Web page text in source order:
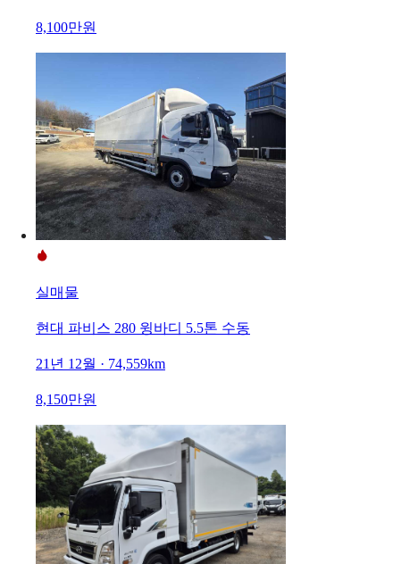
8,100만원
실매물
현대 파비스 280 윙바디 5.5톤 수동
21년 12월 · 74,559km
8,150만원